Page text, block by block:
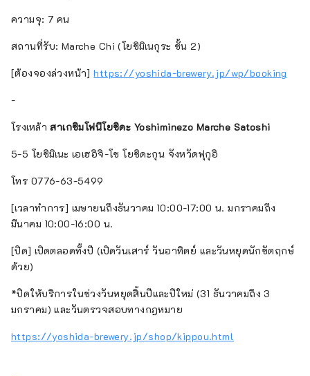
ความจุ: 7 คน
สถานที่รับ: Marche Chi (โยชิมิเนกุระ ชั้น 2)
[ต้องจองล่วงหน้า]https://yoshida-brewery.jp/wp/booking
-
โรงเหล้าสาเกซิมโฟนีโยชิดะ Yoshiminezo Marche Satoshi
5-5 โยชิมิเนะ เอเฮอิจิ-โช โยชิดะกุน จังหวัดฟุกุอิ
โทร 0776-63-5499
[เวลาทำการ] เมษายนถึงธันวาคม 10:00-17:00 น. มกราคมถึง
มีนาคม 10:00-16:00 น.
[ปิด] เปิดตลอดทั้งปี (เปิดวันเสาร์ วันอาทิตย์ และวันหยุดนักขัตฤกษ์
ด้วย)
*ปิดให้บริการในช่วงวันหยุดสิ้นปีและปีใหม่ (31 ธันวาคมถึง 3
มกราคม) และวันตรวจสอบทางกฎหมาย
https://yoshida-brewery.jp/shop/kippou.html